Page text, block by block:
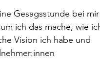
Gesagsstunde bei mir
ich das mache, wie
Vision ich habe und